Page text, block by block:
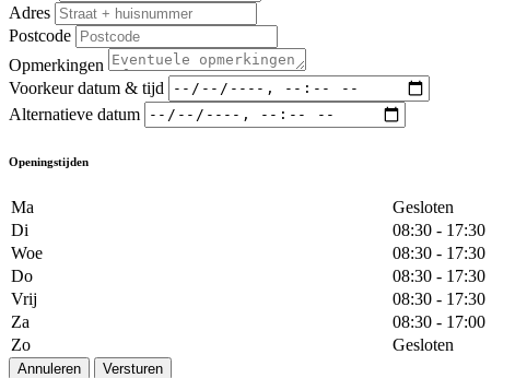
Adres
Postcode
Opmerkingen
Voorkeur datum & tijd
Alternatieve datum
Openingstijden
Ma
Gesloten
Di
08:30 - 17:30
Woe
08:30 - 17:30
Do
08:30 - 17:30
Vrij
08:30 - 17:30
Za
08:30 - 17:00
Zo
Gesloten
Annuleren Versturen